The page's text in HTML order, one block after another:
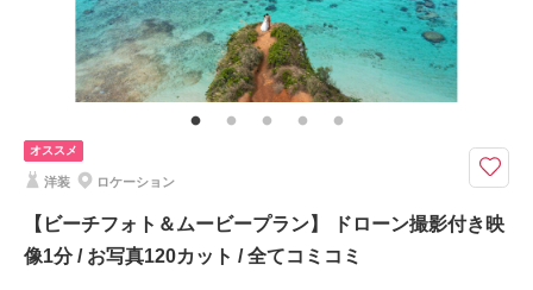
相談予約する
来店・オンライン
撮影日の空き
を確認する
家族と撮影 家族用衣装レンタル ペットと撮影
その他含むもの
データはダウンロード形式にてフルサイズデータを納品♪ブーケ、ブートニ
ア、ヘアアクセサリー、靴、撮影小物、データ明るさ＆お色味補正、ご希望
リクエストカット、衣装小物持ち込み無料
海のみえるチャペルでおふたりだけのリゾートウェディング＋ビーチ撮影で
チャペルBlessed by the sea + ビーチ撮影
ドレス＆タキシードが2着ずつ含まれているので、チャペルとビーチで違う
オススメ
洋装 ロケーション
【ビーチフォト＆ムービープラン】 ドローン撮影付き映
像1分 / お写真120カット / 全てコミコミ